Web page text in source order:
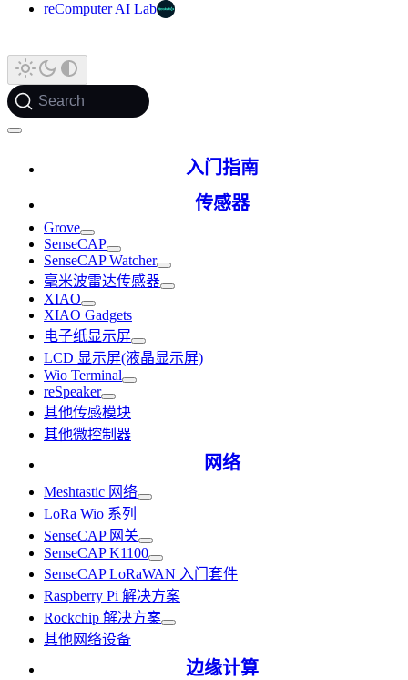
reComputer AI Lab
Search
入门指南
传感器
Grove
SenseCAP
SenseCAP Watcher
毫米波雷达传感器
XIAO
XIAO Gadgets
电子纸显示屏
LCD 显示屏(液晶显示屏)
Wio Terminal
reSpeaker
其他传感模块
其他微控制器
网络
Meshtastic 网络
LoRa Wio 系列
SenseCAP 网关
SenseCAP K1100
SenseCAP LoRaWAN 入门套件
Raspberry Pi 解决方案
Rockchip 解决方案
其他网络设备
边缘计算